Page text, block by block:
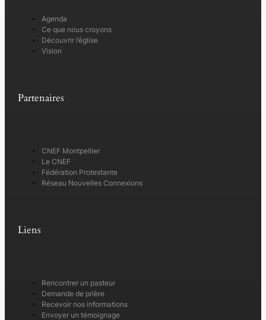
Agenda
Ce que nous croyons
Découvrir l’église
Vision
Partenaires
CNEF Montpellier
Le CNEF
Fédération Protestante
Réseau Nouvelles Connexions
Liens
Rencontrer un pasteur
Demande de prière
Recevoir nos informations
Envoyer un témoignage